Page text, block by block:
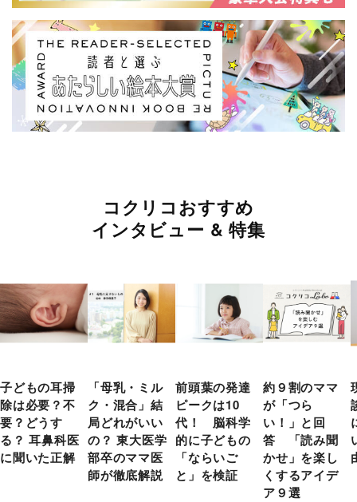
コクリコおすすめ
インタビュー & 特集
子どもの耳掃
除は必要？不
要？どうす
る？ 耳鼻科医
に聞いた正解
「母乳・ミル
ク・混合」結
局どれがいい
の？ 東大医学
部卒のママ医
師が徹底解説
前頭葉の発達
ピークは10
代！ 脳科学
的に子どもの
「ならいご
と」を検証
約９割のママ
が「つら
い！」と回
答 「読み聞
かせ」を楽し
くするアイデ
ア９選